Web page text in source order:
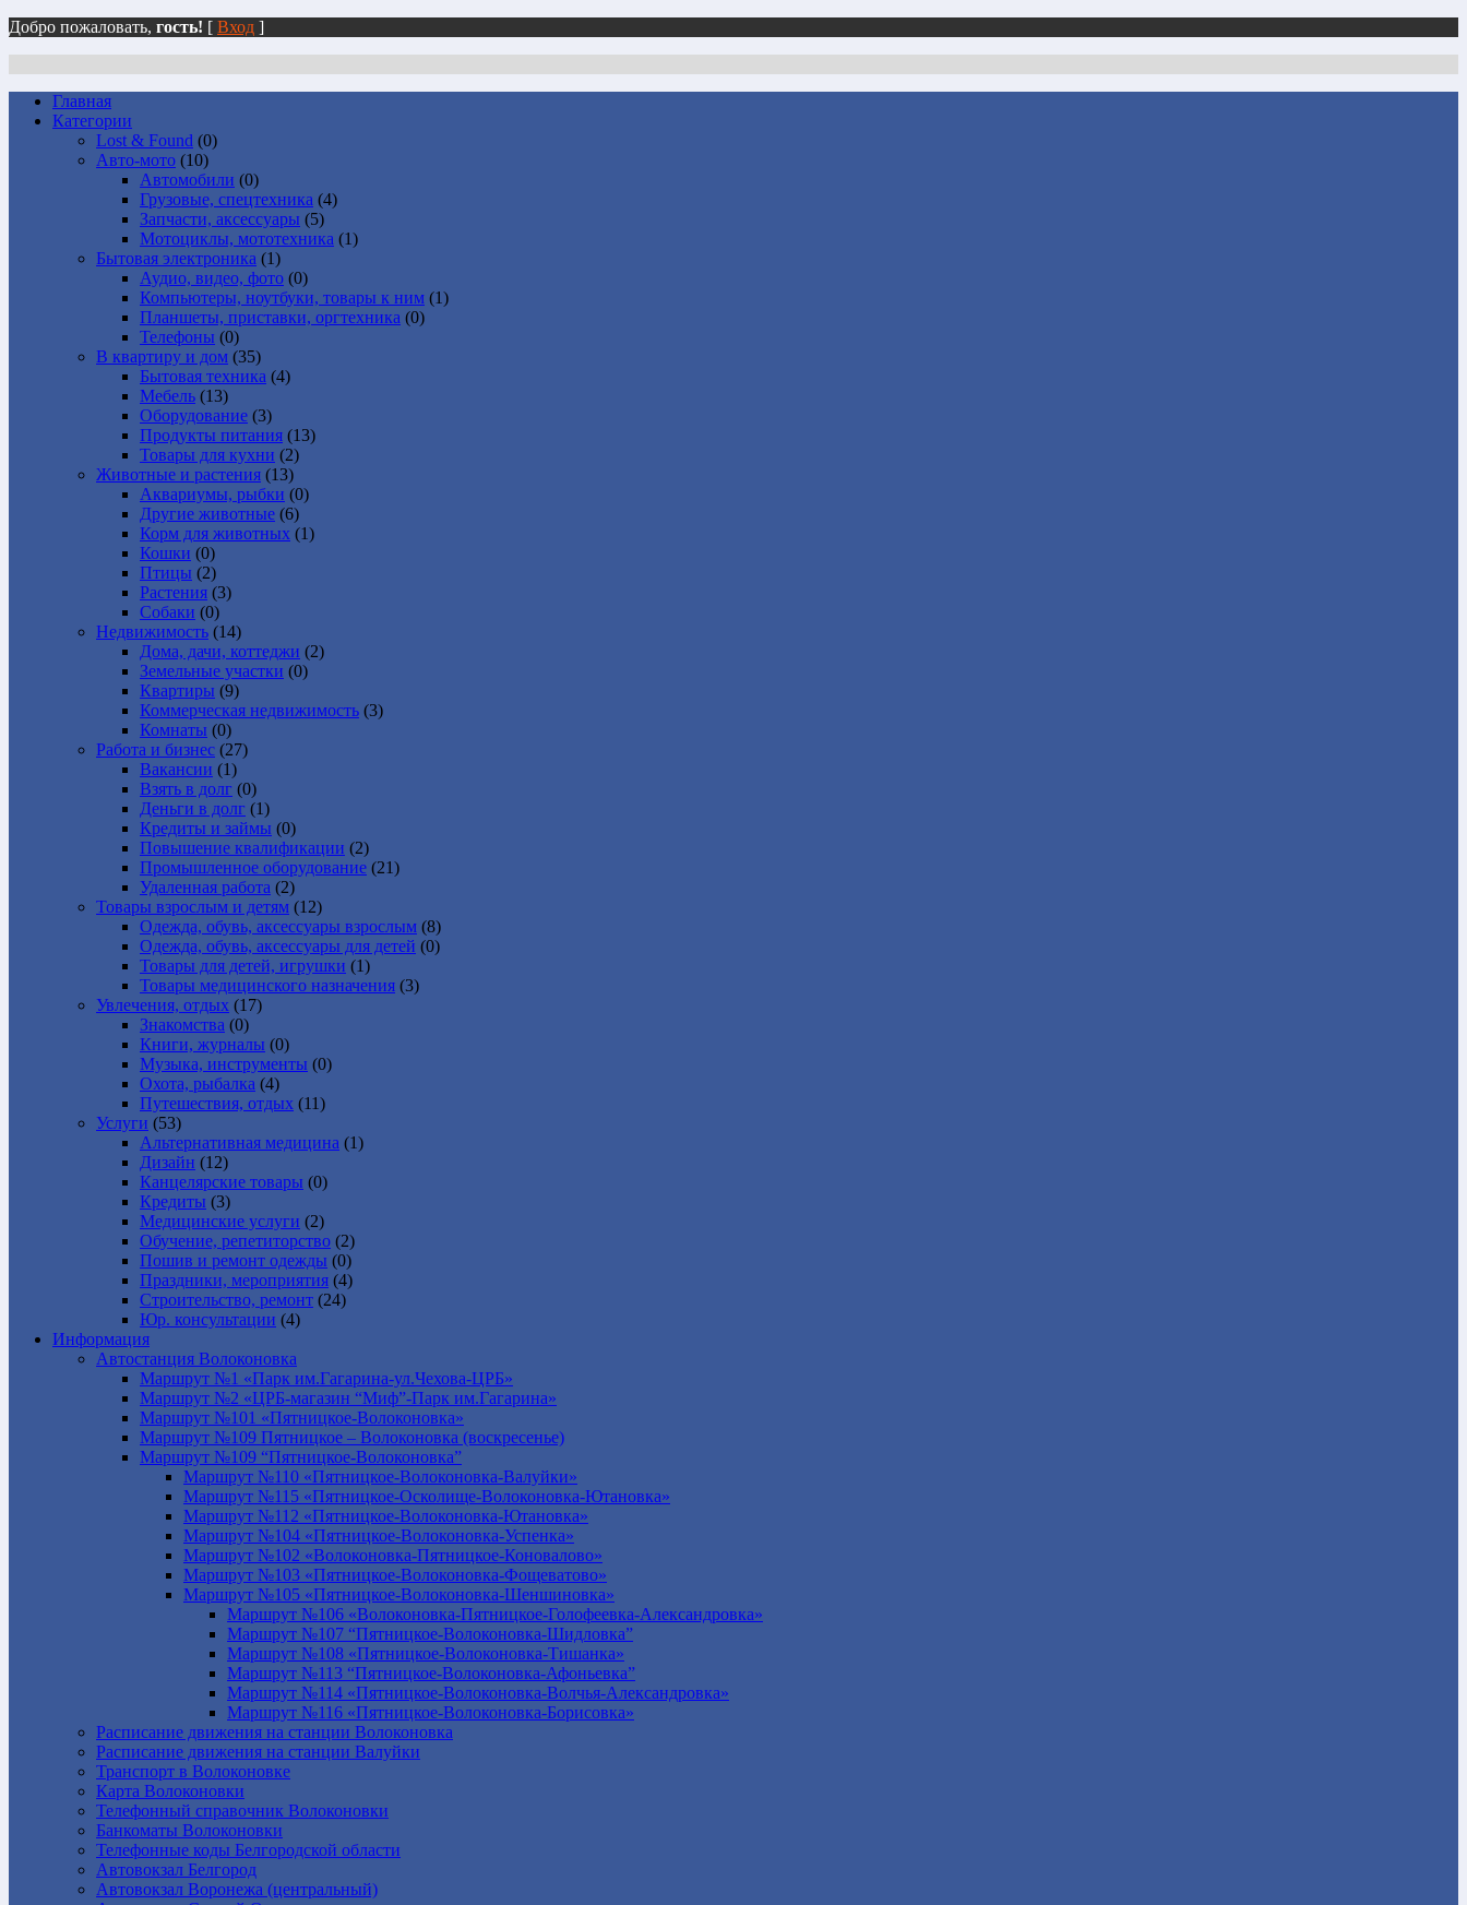
Добро пожаловать, гость! [ Вход ]
Главная
Категории
Lost & Found (0)
Авто-мото (10)
Автомобили (0)
Грузовые, спецтехника (4)
Запчасти, аксессуары (5)
Мотоциклы, мототехника (1)
Бытовая электроника (1)
Аудио, видео, фото (0)
Компьютеры, ноутбуки, товары к ним (1)
Планшеты, приставки, оргтехника (0)
Телефоны (0)
В квартиру и дом (35)
Бытовая техника (4)
Мебель (13)
Оборудование (3)
Продукты питания (13)
Товары для кухни (2)
Животные и растения (13)
Аквариумы, рыбки (0)
Другие животные (6)
Корм для животных (1)
Кошки (0)
Птицы (2)
Растения (3)
Собаки (0)
Недвижимость (14)
Дома, дачи, коттеджи (2)
Земельные участки (0)
Квартиры (9)
Коммерческая недвижимость (3)
Комнаты (0)
Работа и бизнес (27)
Вакансии (1)
Взять в долг (0)
Деньги в долг (1)
Кредиты и займы (0)
Повышение квалификации (2)
Промышленное оборудование (21)
Удаленная работа (2)
Товары взрослым и детям (12)
Одежда, обувь, аксессуары взрослым (8)
Одежда, обувь, аксессуары для детей (0)
Товары для детей, игрушки (1)
Товары медицинского назначения (3)
Увлечения, отдых (17)
Знакомства (0)
Книги, журналы (0)
Музыка, инструменты (0)
Охота, рыбалка (4)
Путешествия, отдых (11)
Услуги (53)
Альтернативная медицина (1)
Дизайн (12)
Канцелярские товары (0)
Кредиты (3)
Медицинские услуги (2)
Обучение, репетиторство (2)
Пошив и ремонт одежды (0)
Праздники, мероприятия (4)
Строительство, ремонт (24)
Юр. консультации (4)
Информация
Автостанция Волоконовка
Маршрут №1 «Парк им.Гагарина-ул.Чехова-ЦРБ»
Маршрут №2 «ЦРБ-магазин “Миф”-Парк им.Гагарина»
Маршрут №101 «Пятницкое-Волоконовка»
Маршрут №109 Пятницкое – Волоконовка (воскресенье)
Маршрут №109 “Пятницкое-Волоконовка”
Маршрут №110 «Пятницкое-Волоконовка-Валуйки»
Маршрут №115 «Пятницкое-Осколище-Волоконовка-Ютановка»
Маршрут №112 «Пятницкое-Волоконовка-Ютановка»
Маршрут №104 «Пятницкое-Волоконовка-Успенка»
Маршрут №102 «Волоконовка-Пятницкое-Коновалово»
Маршрут №103 «Пятницкое-Волоконовка-Фощеватово»
Маршрут №105 «Пятницкое-Волоконовка-Шеншиновка»
Маршрут №106 «Волоконовка-Пятницкое-Голофеевка-Александровка»
Маршрут №107 “Пятницкое-Волоконовка-Шидловка”
Маршрут №108 «Пятницкое-Волоконовка-Тишанка»
Маршрут №113 “Пятницкое-Волоконовка-Афоньевка”
Маршрут №114 «Пятницкое-Волоконовка-Волчья-Александровка»
Маршрут №116 «Пятницкое-Волоконовка-Борисовка»
Расписание движения на станции Волоконовка
Расписание движения на станции Валуйки
Транспорт в Волоконовке
Карта Волоконовки
Телефонный справочник Волоконовки
Банкоматы Волоконовки
Телефонные коды Белгородской области
Автовокзал Белгород
Автовокзал Воронежа (центральный)